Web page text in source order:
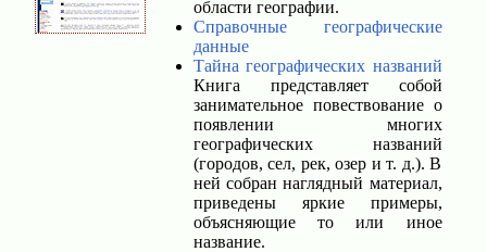
области географии.
Справочные географические
данные
Тайна географических названий
Книга представляет собой
занимательное повествование о
появлении многих
географических названий
(городов, сел, рек, озер и т. д.). В
ней собран наглядный материал,
приведены яркие примеры,
объясняющие то или иное
название.